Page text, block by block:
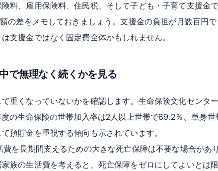
料、雇用保険料、住民税、そして子ども・子育て支援金
の差をメモしておきましょう。支援金の負担が月数百円
支援金ではなく固定費全体かもしれません。
で無理なく続くかを見る
重くなっていないかを確認します。生命保険文化センタ
の生命保険の世帯加入率は2人以上世帯で89.2％、単身世
預貯金を重視する傾向も示されています。
を長期間支えるための大きな死亡保障は不要な場合があ
族の生活費を考えると、死亡保障をゼロにしてよいとは限